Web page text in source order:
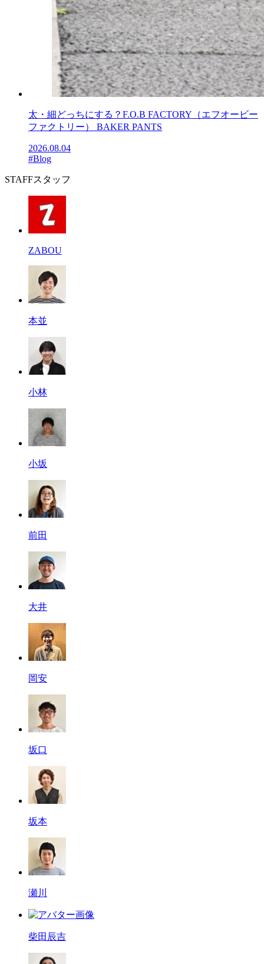
太・細どっちにする？F.O.B FACTORY（エフオービー
ファクトリー） BAKER PANTS
2026.08.04
#Blog
STAFFスタッフ
ZABOU
本並
小林
小坂
前田
大井
岡安
坂口
坂本
瀬川
柴田辰吉